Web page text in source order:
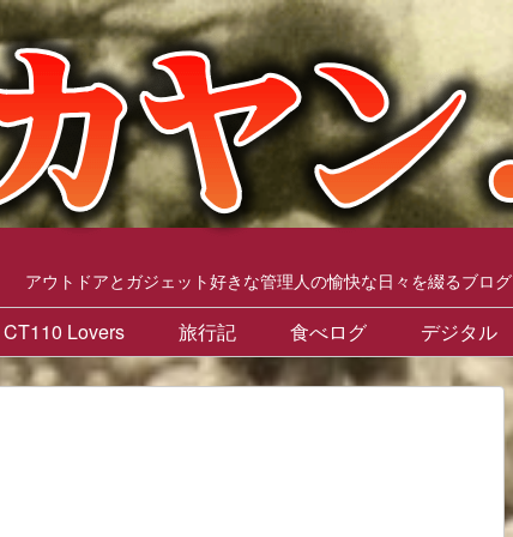
アウトドアとガジェット好きな管理人の愉快な日々を綴るブログ
CT110 Lovers 旅行記 食べログ デジタル